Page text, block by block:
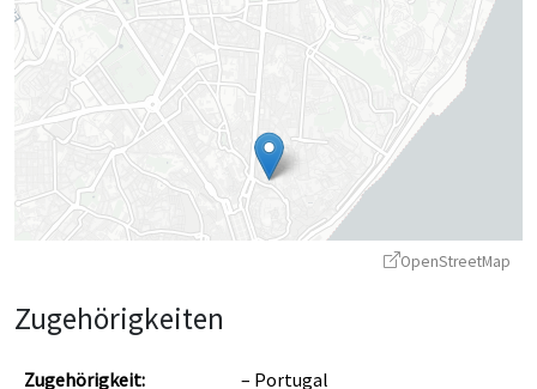
OpenStreetMap
Zugehörigkeiten
Zugehörigkeit: Portugal